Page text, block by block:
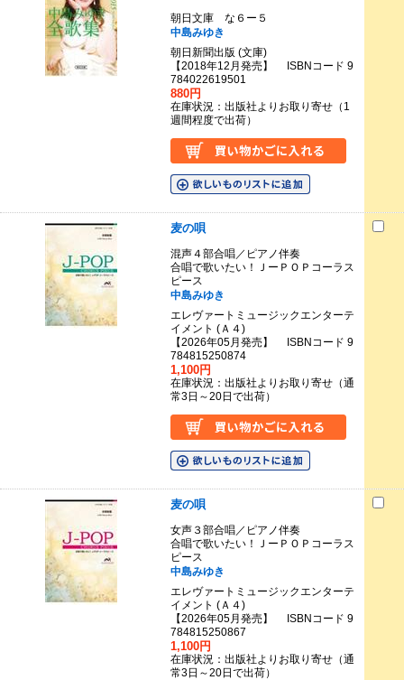
朝日文庫 な６ー５
中島みゆき
朝日新聞出版 (文庫)
【2018年12月発売】 ISBNコード 9
784022619501
880円
在庫状況：出版社よりお取り寄せ（1
週間程度で出荷）
麦の唄
混声４部合唱／ピアノ伴奏
合唱で歌いたい！ＪーＰＯＰコーラス
ピース
中島みゆき
エレヴァートミュージックエンターテ
イメント (Ａ４)
【2026年05月発売】 ISBNコード 9
784815250874
1,100円
在庫状況：出版社よりお取り寄せ（通
常3日～20日で出荷）
麦の唄
女声３部合唱／ピアノ伴奏
合唱で歌いたい！ＪーＰＯＰコーラス
ピース
中島みゆき
エレヴァートミュージックエンターテ
イメント (Ａ４)
【2026年05月発売】 ISBNコード 9
784815250867
1,100円
在庫状況：出版社よりお取り寄せ（通
常3日～20日で出荷）